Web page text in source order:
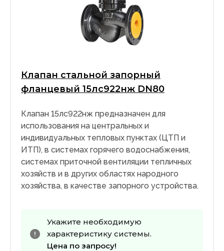
Клапан стальной запорный
фланцевый 15лс922нж DN80
Клапан 15лс922нж предназначен для
использования на центральных и
индивидуальных тепловых пунктах (ЦТП и
ИТП), в системах горячего водоснабжения,
системах приточной вентиляции тепличных
хозяйств и в других областях народного
хозяйства, в качестве запорного устройства.
Укажите необходимую
характеристику системы.
Цена по запросу!